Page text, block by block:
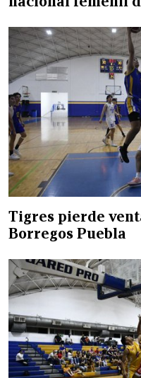
Tigres pierde
Borregos Puebla